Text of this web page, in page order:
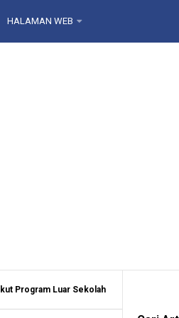
HALAMAN WEB
Program Luar Sekolah